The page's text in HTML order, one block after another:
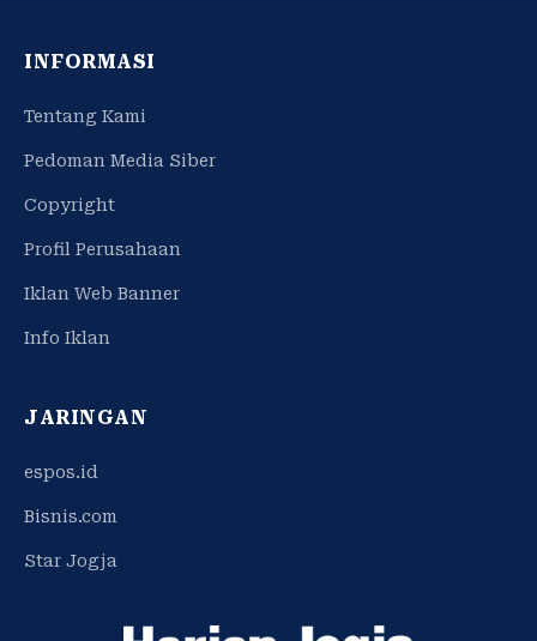
INFORMASI
Tentang Kami
Pedoman Media Siber
Copyright
Profil Perusahaan
Iklan Web Banner
Info Iklan
JARINGAN
espos.id
Bisnis.com
Star Jogja